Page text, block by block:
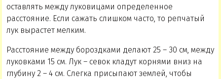
оставлять между луковицами определенное
расстояние. Если сажать слишком часто, то репчатый
лук вырастет мелким.
Расстояние между бороздками делают 25 – 30 см, между
луковками 15 см. Лук – севок кладут корнями вниз на
глубину 2 – 4 см. Слегка присыпают землей, чтобы